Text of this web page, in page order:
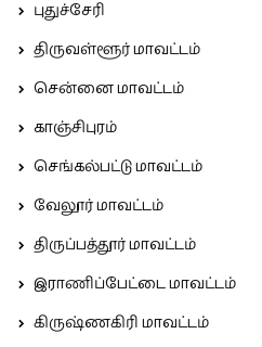
புதுச்சேரி
திருவள்ளூர் மாவட்டம்
சென்னை மாவட்டம்
காஞ்சிபுரம்
செங்கல்பட்டு மாவட்டம்
வேலூர் மாவட்டம்
திருப்பத்தூர் மாவட்டம்
இராணிப்பேட்டை மாவட்டம்
கிருஷ்ணகிரி மாவட்டம்